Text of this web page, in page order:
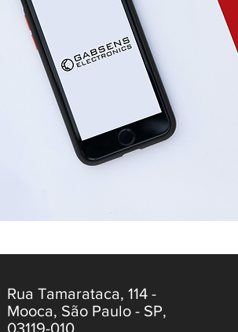
Rua Tamarataca, 114 -
Mooca, São Paulo - SP,
03119-010